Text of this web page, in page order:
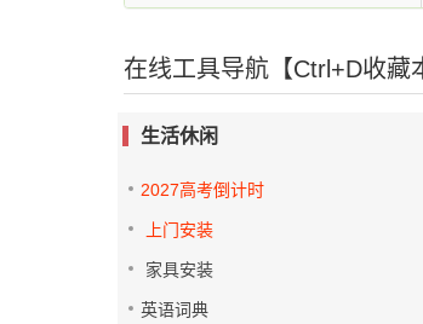
在线工具导航【Ctrl+D收藏
生活休闲
2027高考倒计时
上门安装
家具安装
英语词典